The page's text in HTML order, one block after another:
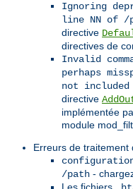
Ignoring
line NN of /
directive
directives de
Invalid
perhaps
not
directive
implémentée
module
Erreurs de traitement
/path -